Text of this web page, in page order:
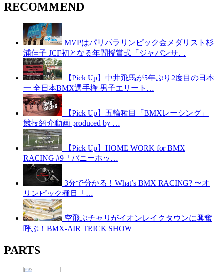
RECOMMEND
MVPはパリパラリンピック金メダリスト杉
浦佳子 JCF初となる年間授賞式「ジャパンサ…
【Pick Up】中井飛馬が5年ぶり2度目の日本
一 全日本BMX選手権 男子エリート…
【Pick Up】五輪種目「BMXレーシング」
競技紹介動画 produced by …
【Pick Up】HOME WORK for BMX
RACING #9「バニーホッ…
3分で分かる！What’s BMX RACING? 〜オ
リンピック種目「…
空飛ぶチャリがイオンレイクタウンに興奮
呼ぶ！BMX-AIR TRICK SHOW
PARTS